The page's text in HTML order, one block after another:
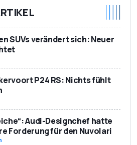
SUVs verändert sich: Neuer
P24 RS: Nichts fühlt
Audi-Designchef hatte
Forderung für den Nuvolari